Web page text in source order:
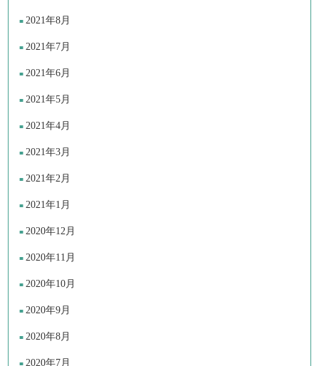
2021年8月
2021年7月
2021年6月
2021年5月
2021年4月
2021年3月
2021年2月
2021年1月
2020年12月
2020年11月
2020年10月
2020年9月
2020年8月
2020年7月